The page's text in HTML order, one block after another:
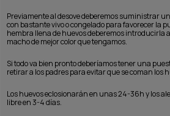
Previamente al desove deberemos suministrar
con bastante vivo o congelado para favorecer la
hembra llena de huevos deberemos introducirla
macho de mejor color que tengamos.
Si todo va bien pronto deberíamos tener una
retirar a los padres para evitar que se coman los
Los huevos eclosionarán en unas 24-36h y los
libre en 3-4 días.